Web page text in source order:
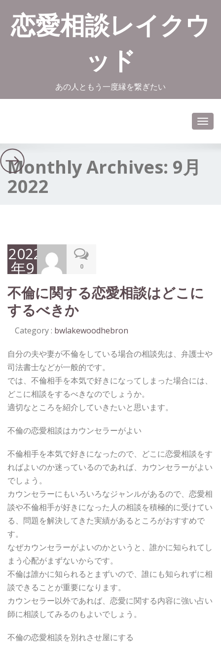
恋愛相談レイクウ
ッド
あの人ともう一度縁を繋ぎたい
Monthly Archives: 9月
2022
2022
年9
月
26
日
0
不倫に関する恋愛相談はどこに
するべきか
Category : bwlakewoodhebron
自分の夫や妻が不倫をしている場合の相談先は、弁護士や
司法書士などが一般的です。
では、不倫相手を本気で好きになってしまった場合には、
どこに相談をするべきなのでしょうか。
適切なところを紹介していきたいと思います。
不倫の恋愛相談はカウンセラーがよい
不倫相手を本気で好きになったので、どこに恋愛相談をす
ればよいのか迷っているのであれば、カウンセラーがよい
でしょう。
カウンセラーにもいろいろなジャンルがあるので、恋愛相
談や不倫相手が好きになった人の相談を積極的に受けてい
る、問題を解決してきた実績があるところがおすすめで
す。
なぜカウンセラーがよいのかというと、誰かに知られてし
まう心配がまずないからです。
不倫は誰かに知られるとまずいので、誰にも知られずに相
談できることが重要になります。
カウンセラー以外であれば、恋愛に関する内容に強い占い
師に相談してみるのもよいでしょう。
不倫の恋愛相談を別れさせ屋にする